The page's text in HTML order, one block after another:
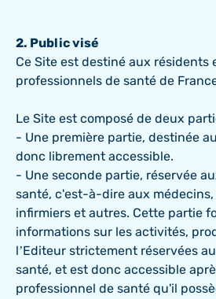
2. Public visé
Ce Site est destiné aux résidents
professionnels de santé de
Le Site est composé de deux
- Une première partie, destinée
donc librement accessible.
- Une seconde partie, réservée
santé, c'est-à-dire aux
infirmiers et autres. Cette partie
informations sur les activités,
l’Editeur strictement réservées
santé, et est donc accessible
professionnel de santé qu'il